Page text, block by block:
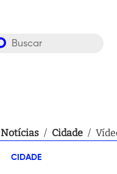
Notícias / Cidade /
CIDADE